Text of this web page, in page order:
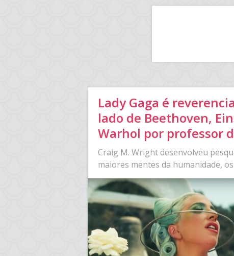
Lady Gaga é
lado de Beethoven,
Warhol por professor
Craig M. Wright desenvolveu
maiores mentes da humanidade,